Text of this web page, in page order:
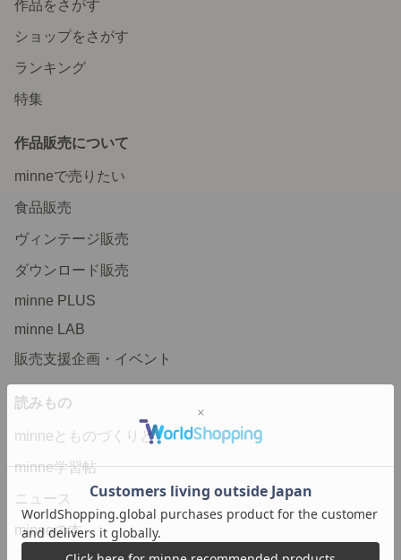
作品をさがす
ショップをさがす
ランキング
特集
作品販売について
minneで売りたい
食品販売
ヴィンテージ販売
ダウンロード販売
minne PLUS
minne LAB
販売支援企画・イベント
読みもの
minneとものづくりと
minne学習帖
ニュース
minneの本